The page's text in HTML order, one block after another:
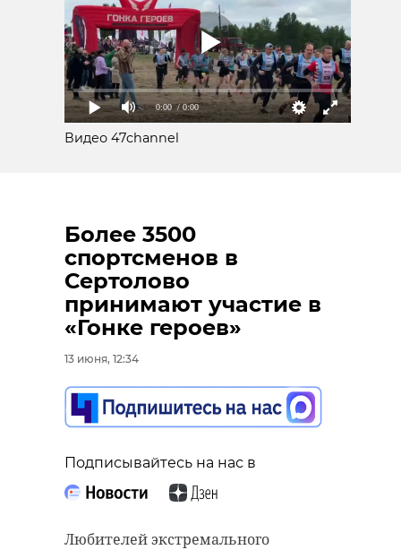
0:00 / 0:00
Видео 47channel
Более 3500
спортсменов в
Сертолово
принимают участие в
«Гонке героев»
13 июня, 12:34
Подписывайтесь на нас в
Любителей экстремального